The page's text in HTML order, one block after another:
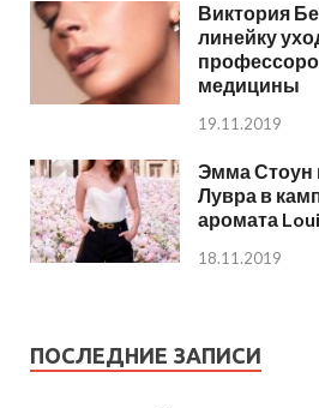
Виктория
линейку
медицины
19.11.2019
Эмма Стоун
Лувра в
аромата
18.11.2019
ПОСЛЕДНИЕ ЗАПИСИ